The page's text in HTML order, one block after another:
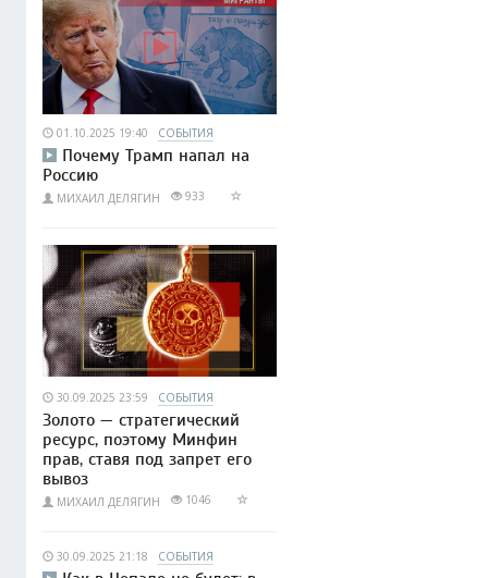
01.10.2025 19:40 СОБЫТИЯ
Почему Трамп напал на
Россию
МИХАИЛ ДЕЛЯГИН 933
30.09.2025 23:59 СОБЫТИЯ
Золото — стратегический
ресурс, поэтому Минфин
прав, ставя под запрет его
вывоз
МИХАИЛ ДЕЛЯГИН 1046
30.09.2025 21:18 СОБЫТИЯ